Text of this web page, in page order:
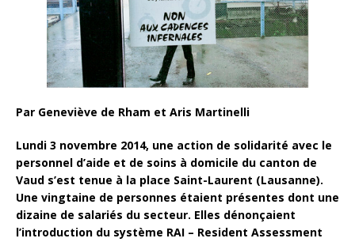
Par Geneviève de Rham et Aris Martinelli
Lundi 3 novembre 2014, une action de solidarité avec le
personnel d’aide et de soins à domicile du canton de
Vaud s’est tenue à la place Saint-Laurent (Lausanne).
Une vingtaine de personnes étaient présentes dont une
dizaine de salariés du secteur. Elles dénonçaient
l’introduction du système RAI – Resident Assessment